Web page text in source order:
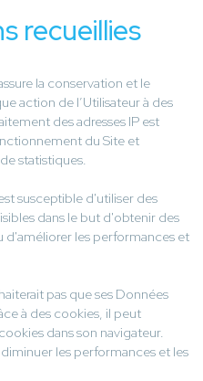
recueillies
la conservation et le
action de l’Utilisateur à des
des adresses IP est
du Site et
statistiques.
susceptible d'utiliser des
dans le but d'obtenir des
d'améliorer les performances et
pas que ses Données
à des cookies, il peut
dans son navigateur.
les performances et les